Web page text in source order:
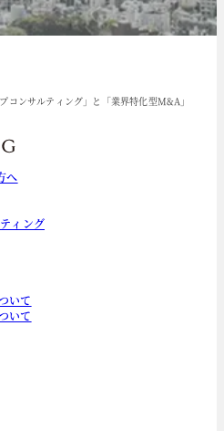
コンサルティング」と「業界特化型M&A」
へ
ィング
いて
いて